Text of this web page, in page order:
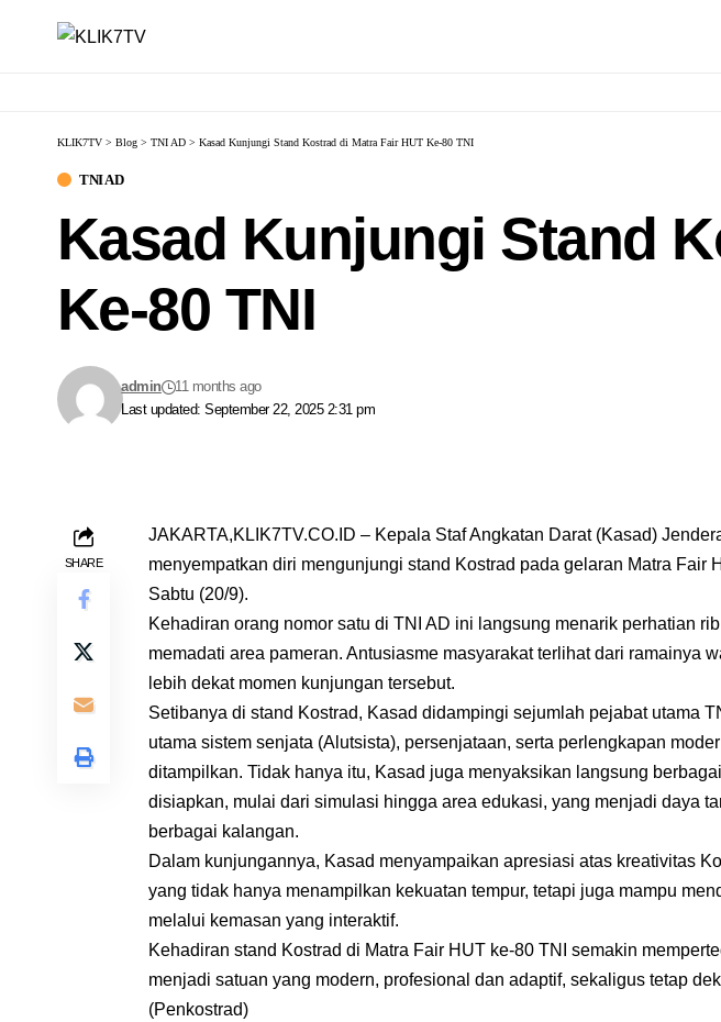
KLIK7TV > Blog > TNI AD > Kasad Kunjungi Stand Kostrad di Matra Fair HUT Ke-80 TNI
TNI AD
Kasad Kunjungi Stand
Ke-80 TNI
Last updated: September 22, 2025 2:31 pm
admin 11 months ago
SHARE
JAKARTA,KLIK7TV.CO.ID – Kepala Staf Angkatan Darat (Kasad)
menyempatkan diri mengunjungi stand Kostrad pada gelaran Matra Fair
Sabtu (20/9).
Kehadiran orang nomor satu di TNI AD ini langsung menarik perhatian
memadati area pameran. Antusiasme masyarakat terlihat dari ramainya
lebih dekat momen kunjungan tersebut.
Setibanya di stand Kostrad, Kasad didampingi sejumlah pejabat utama
utama sistem senjata (Alutsista), persenjataan, serta perlengkapan
ditampilkan. Tidak hanya itu, Kasad juga menyaksikan langsung
disiapkan, mulai dari simulasi hingga area edukasi, yang menjadi daya
berbagai kalangan.
Dalam kunjungannya, Kasad menyampaikan apresiasi atas kreativitas
yang tidak hanya menampilkan kekuatan tempur, tetapi juga mampu
melalui kemasan yang interaktif.
Kehadiran stand Kostrad di Matra Fair HUT ke-80 TNI semakin
menjadi satuan yang modern, profesional dan adaptif, sekaligus tetap
(Penkostrad)